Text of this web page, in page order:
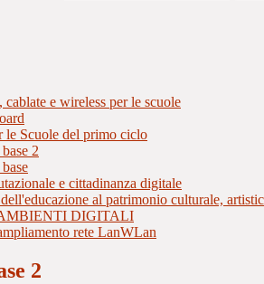
e wireless per le scuole
le Scuole del primo ciclo
2
e cittadinanza digitale
al patrimonio culturale,
AMBIENTI DIGITALI
rete LanWLan
2